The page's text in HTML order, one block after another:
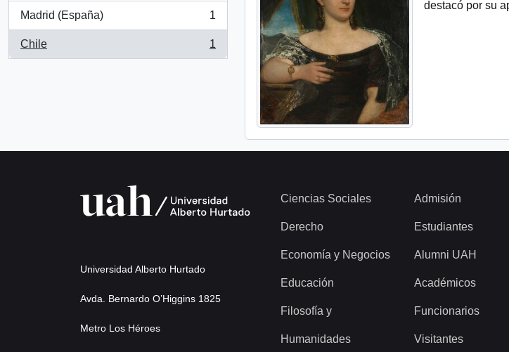
Madrid (España)
, 1 results
1
Chile
, 1 results
1
destacó por su
Universidad Alberto Hurtado
Avda. Bernardo O’Higgins 1825
Metro Los Héroes
Ciencias Sociales
Derecho
Economía y Negocios
Educación
Filosofía y
Humanidades
Admisión
Estudiantes
Alumni UAH
Académicos
Funcionarios
Visitantes